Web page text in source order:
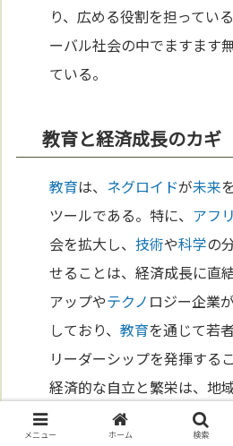
り、広める役割を担ってい
ーバル社会の中でますます
ている。
教育と経済成長のカギ
教育は、 ネグロイドが未来
ツールである。特に、 アフ
会を拡大し、技術や科学の
せることは、経済成長に直
アップやテクノ ロジー企業が
しており、教育を通じて若
リーダーシップを発揮する
経済的な自立と繁栄は、地
未来の世代に 希望
メニュー ホーム 検索